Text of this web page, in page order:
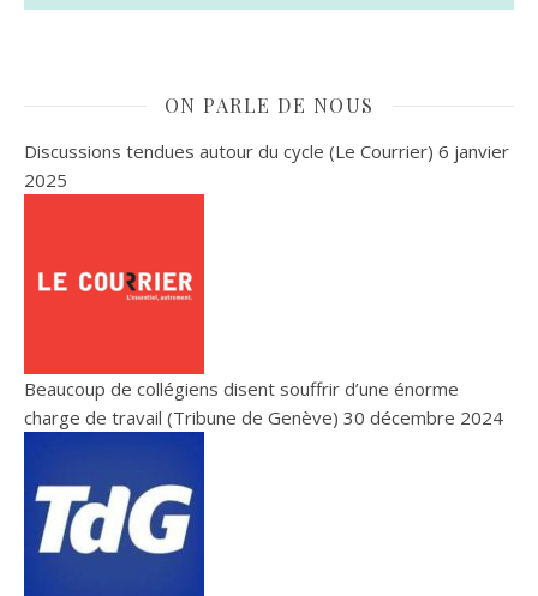
ON PARLE DE NOUS
Discussions tendues autour du cycle (Le Courrier) 6 janvier
2025
Beaucoup de collégiens disent souffrir d’une énorme
charge de travail (Tribune de Genève) 30 décembre 2024